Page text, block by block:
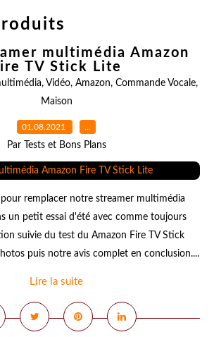
multimédia Amazon
TV Stick Lite
, Vidéo, Amazon, Commande Vocale,
Maison
01.08.2021 …
Par Tests et Bons Plans
remplacer notre streamer multimédia
un petit essai d'été avec comme toujours
suivie du test du Amazon Fire TV Stick
puis notre avis complet en conclusion....
Lire la suite